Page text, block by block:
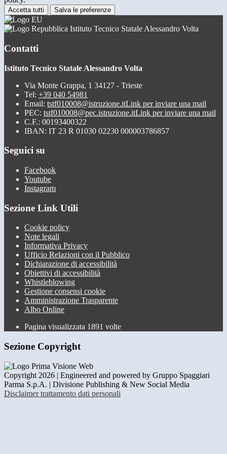
Accetta tutti Salva le preferenze
Istituto Tecnico Statale Alessandro Volta
Contatti
Istituto Tecnico Statale Alessandro Volta
Via Monte Grappa, 1 34127 - Trieste
Tel: +39 040 54981
Email: tstf010008@istruzione.itLink per inviare una mail
PEC: tstf010008@pec.istruzione.itLink per inviare una mail
C.F.: 00193400322
IBAN: IT 23 R 01030 02230 000003786857
Seguici su
Facebook
Youtube
Instagram
Sezione Link Utili
Cookie policy
Note legali
Informativa Privacy
Ufficio Relazioni con il Pubblico
Dichiarazione di accessibilità
Obiettivi di accessibilità
Whistleblowing
Gestione consensi cookie
Amministrazione Trasparente
Albo Online
Pagina visualizzata 1891 volte
Sezione Copyright
Copyright 2026 | Engineered and powered by Gruppo Spaggiari
Parma S.p.A. | Divisione Publishing & New Social Media
Disclaimer trattamento dati personali